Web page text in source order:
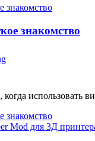
знакомство
когда